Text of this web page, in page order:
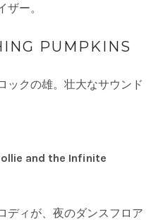
ー。
PUMPKINS
ックの雄。壮大なサウンド
and the Infinite
ディが、夜のダンスフロア